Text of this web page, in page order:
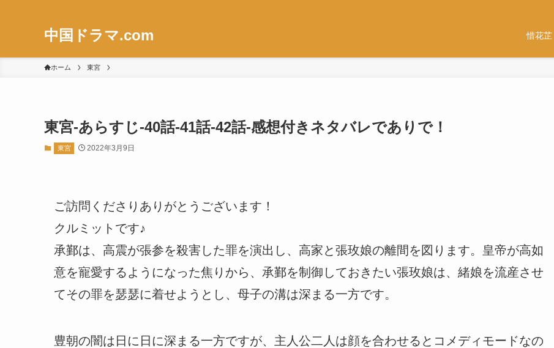
中国ドラマ.com 惜花芷
ホーム 東宮
東宮-あらすじ-40話-41話-42話-感想付きネタバレでありで！
東宮 2022年3月9日
ご訪問くださりありがとうございます！
クルミットです♪
承鄞は、高震が張参を殺害した罪を演出し、高家と張玫娘の離間を図ります。皇帝が高如
意を寵愛するようになった焦りから、承鄞を制御しておきたい張玫娘は、緒娘を流産させ
てその罪を瑟瑟に着せようとし、母子の溝は深まる一方です。
豊朝の闇は日に日に深まる一方ですが、主人公二人は顔を合わせるとコメディモードなの